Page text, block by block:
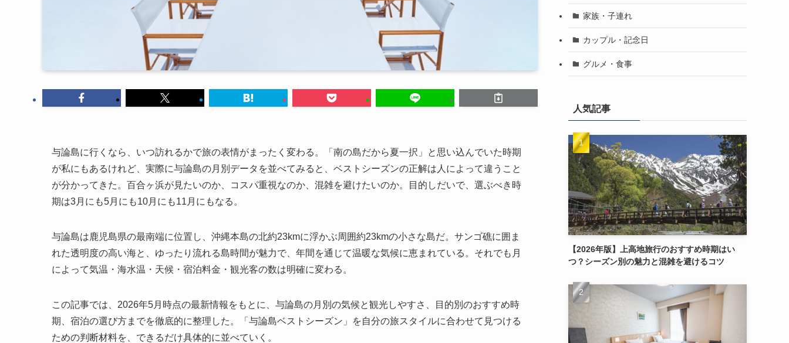
与論島に行くなら、いつ訪れるかで旅の表情がまったく変わる。「南の島だから夏一択」と思い込んでいた時期
が私にもあるけれど、実際に与論島の月別データを並べてみると、ベストシーズンの正解は人によって違うこと
が分かってきた。百合ヶ浜が見たいのか、コスパ重視なのか、混雑を避けたいのか。目的しだいで、選ぶべき時
期は3月にも5月にも10月にも11月にもなる。
与論島は鹿児島県の最南端に位置し、沖縄本島の北約23kmに浮かぶ周囲約23kmの小さな島だ。サンゴ礁に囲ま
れた透明度の高い海と、ゆったり流れる島時間が魅力で、年間を通じて温暖な気候に恵まれている。それでも月
によって気温・海水温・天候・宿泊料金・観光客の数は明確に変わる。
この記事では、2026年5月時点の最新情報をもとに、与論島の月別の気候と観光しやすさ、目的別のおすすめ時
期、宿泊の選び方までを徹底的に整理した。「与論島ベストシーズン」を自分の旅スタイルに合わせて見つける
ための判断材料を、できるだけ具体的に並べていく。
家族・子連れ
カップル・記念日
グルメ・食事
人気記事
【2026年版】上高地旅行のおすすめ時期はい
つ？シーズン別の魅力と混雑を避けるコツ